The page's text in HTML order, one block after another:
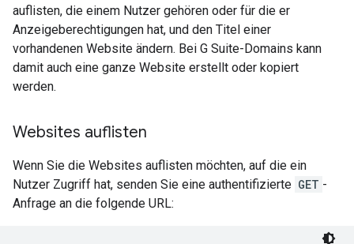
auflisten, die einem Nutzer gehören oder für die er
Anzeigeberechtigungen hat, und den Titel einer
vorhandenen Website ändern. Bei G Suite-Domains kann
damit auch eine ganze Website erstellt oder kopiert
werden.
Websites auflisten
Wenn Sie die Websites auflisten möchten, auf die ein
Nutzer Zugriff hat, senden Sie eine authentifizierte GET -
Anfrage an die folgende URL: